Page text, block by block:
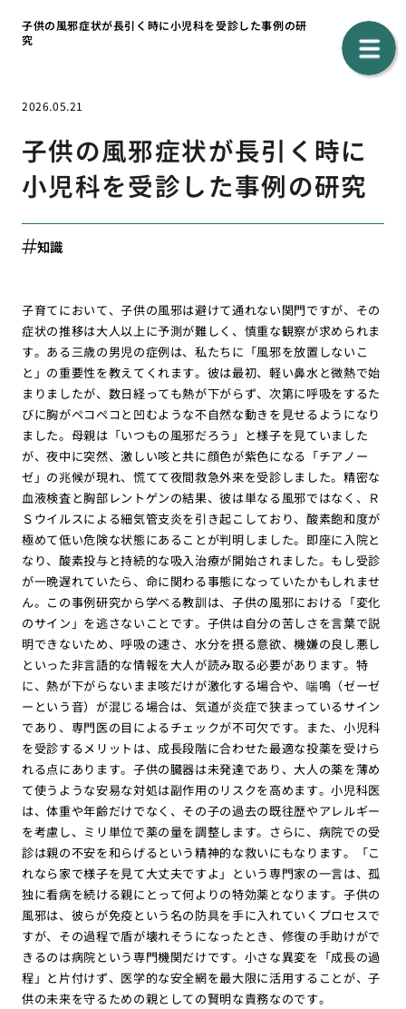
子供の風邪症状が長引く時に小児科を受診した事例の研
究
2026.05.21
子供の風邪症状が長引く時に
小児科を受診した事例の研究
知識
子育てにおいて、子供の風邪は避けて通れない関門ですが、その
症状の推移は大人以上に予測が難しく、慎重な観察が求められま
す。ある三歳の男児の症例は、私たちに「風邪を放置しないこ
と」の重要性を教えてくれます。彼は最初、軽い鼻水と微熱で始
まりましたが、数日経っても熱が下がらず、次第に呼吸をするた
びに胸がペコペコと凹むような不自然な動きを見せるようになり
ました。母親は「いつもの風邪だろう」と様子を見ていました
が、夜中に突然、激しい咳と共に顔色が紫色になる「チアノー
ゼ」の兆候が現れ、慌てて夜間救急外来を受診しました。精密な
血液検査と胸部レントゲンの結果、彼は単なる風邪ではなく、Ｒ
Ｓウイルスによる細気管支炎を引き起こしており、酸素飽和度が
極めて低い危険な状態にあることが判明しました。即座に入院と
なり、酸素投与と持続的な吸入治療が開始されました。もし受診
が一晩遅れていたら、命に関わる事態になっていたかもしれませ
ん。この事例研究から学べる教訓は、子供の風邪における「変化
のサイン」を逃さないことです。子供は自分の苦しさを言葉で説
明できないため、呼吸の速さ、水分を摂る意欲、機嫌の良し悪し
といった非言語的な情報を大人が読み取る必要があります。特
に、熱が下がらないまま咳だけが激化する場合や、喘鳴（ゼーゼ
ーという音）が混じる場合は、気道が炎症で狭まっているサイン
であり、専門医の目によるチェックが不可欠です。また、小児科
を受診するメリットは、成長段階に合わせた最適な投薬を受けら
れる点にあります。子供の臓器は未発達であり、大人の薬を薄め
て使うような安易な対処は副作用のリスクを高めます。小児科医
は、体重や年齢だけでなく、その子の過去の既往歴やアレルギー
を考慮し、ミリ単位で薬の量を調整します。さらに、病院での受
診は親の不安を和らげるという精神的な救いにもなります。「こ
れなら家で様子を見て大丈夫ですよ」という専門家の一言は、孤
独に看病を続ける親にとって何よりの特効薬となります。子供の
風邪は、彼らが免疫という名の防具を手に入れていくプロセスで
すが、その過程で盾が壊れそうになったとき、修復の手助けがで
きるのは病院という専門機関だけです。小さな異変を「成長の過
程」と片付けず、医学的な安全網を最大限に活用することが、子
供の未来を守るための親としての賢明な責務なのです。